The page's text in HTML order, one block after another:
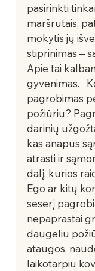
pasirinkti
maršrutais,
mokytis jų
stiprinimas –
Apie tai
gyvenimas.
pagrobimas
požiūriu?
darinių
kas anapus
atrasti ir
dalį, kurios
Ego ar kitų
seserį
nepaprastai
daugeliu
ataugos,
laikotarpiu